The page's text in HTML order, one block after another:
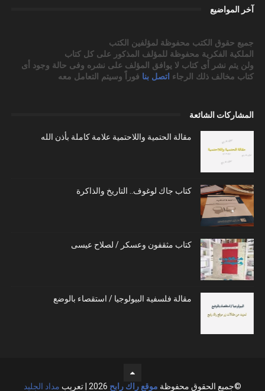
آخر المواضيع
جميع حقوق الكتب محفوظة لمؤلفين الكتب
الملكية الفكرية محفوظة للمؤلف المذكور على كل كتاب
ولن يتم نشر أى كتاب لا يوافق المؤلف على نشره وفى حالة وجود أى
كتاب مخالف ذلك الرجاء اتصل بنا فوراً وسيتم التعامل معه
المشاركات الشائعة
مقالة الحتمية واللاحتمية علامة كاملة بأذن الله
كتاب جاك لوغوف.. التاريخ والذاكرة
كتاب مثقفون وعسكر / لصلاح عيسى
مقالة فلسفية البيولوجيا / استقصاء بالوضع
©جميع الحقوق محفوظة موقع راك رابح 2026 | تعريب مداد الجليد